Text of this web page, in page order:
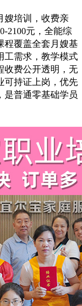
培训，收费亲
2100元，全能综
程覆盖全套月嫂基
工需求，教学模式
收费公开透明，无
可持证上岗，优先
是普通零基础学员